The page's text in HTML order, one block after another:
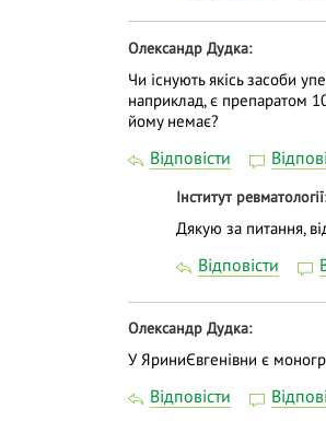
Олександр Дудка
Чи існують якісь засоби
наприклад, є препаратом
йому немає?
Відповісти
Інститут ревматології
Дякую за питання,
Відповісти
Олександр Дудка
У ЯриниЄвгенівни є
Відповісти